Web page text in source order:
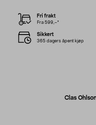
Clas
Fri frakt
Fra 599,–*
Sikkert
365 dagers åpent kjøp